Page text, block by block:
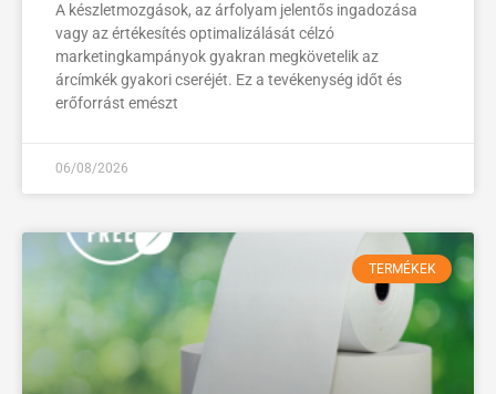
A készletmozgások, az árfolyam jelentős ingadozása
vagy az értékesítés optimalizálását célzó
marketingkampányok gyakran megkövetelik az
árcímkék gyakori cseréjét. Ez a tevékenység időt és
erőforrást emészt
06/08/2026
TERMÉKEK